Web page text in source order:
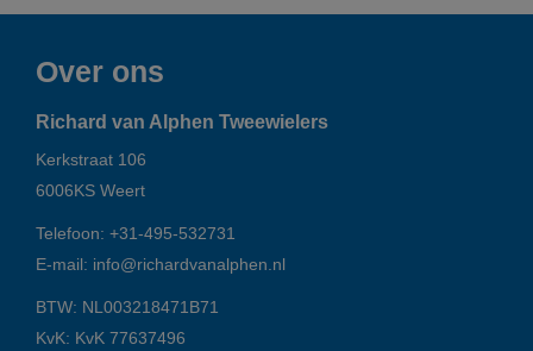
Over ons
Richard van Alphen Tweewielers
Kerkstraat 106
6006KS Weert
Telefoon: +31-495-532731
E-mail: info@richardvanalphen.nl
BTW: NL003218471B71
KvK: KvK 77637496